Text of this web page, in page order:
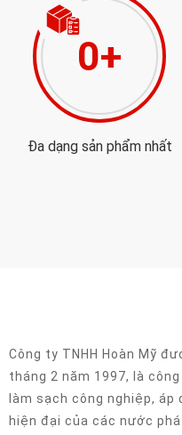
0+
Đa dạng sản phẩm nhất
Công ty TNHH Hoàn Mỹ
tháng 2 năm 1997, là
làm sạch công nghiệp,
hiện đại của các nước